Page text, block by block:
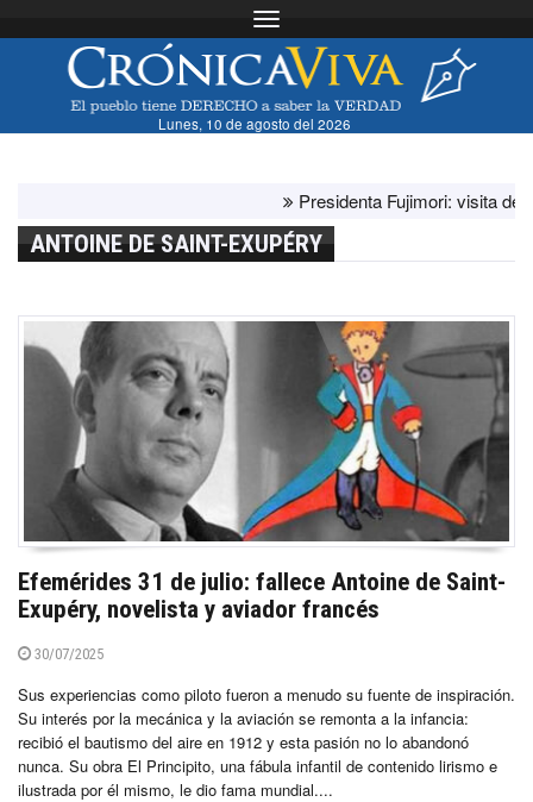
Toggle navigation
Lunes, 10 de agosto del 2026
Presidenta Fujimori: visita del
ANTOINE DE SAINT-EXUPÉRY
Efemérides 31 de julio: fallece Antoine de Saint-
Exupéry, novelista y aviador francés
30/07/2025
Sus experiencias como piloto fueron a menudo su fuente de inspiración.
Su interés por la mecánica y la aviación se remonta a la infancia:
recibió el bautismo del aire en 1912 y esta pasión no lo abandonó
nunca. Su obra El Principito, una fábula infantil de contenido lirismo e
ilustrada por él mismo, le dio fama mundial....